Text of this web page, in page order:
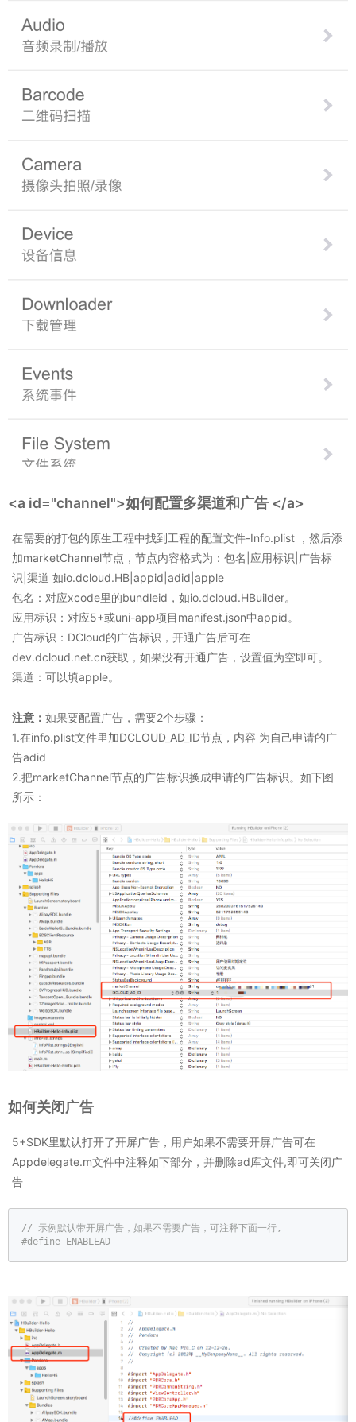
<a id="channel">如何配置多渠道和广告 </a>
在需要的打包的原生工程中找到工程的配置文件-Info.plist ，然后添
加marketChannel节点，节点内容格式为：包名|应用标识|广告标
识|渠道 如io.dcloud.HB|appid|adid|apple
包名：对应xcode里的bundleid，如io.dcloud.HBuilder。
应用标识：对应5+或uni-app项目manifest.json中appid。
广告标识：DCloud的广告标识，开通广告后可在
dev.dcloud.net.cn获取，如果没有开通广告，设置值为空即可。
渠道：可以填apple。
注意： 如果要配置广告，需要2个步骤：
1.在info.plist文件里加DCLOUD_AD_ID节点，内容 为自己申请的广
告adid
2.把marketChannel节点的广告标识换成申请的广告标识。如下图
所示：
如何关闭广告
5+SDK里默认打开了开屏广告，用户如果不需要开屏广告可在
Appdelegate.m文件中注释如下部分，并删除ad库文件,即可关闭广
告
// 示例默认带开屏广告，如果不需要广告，可注释下面一行,
#define ENABLEAD